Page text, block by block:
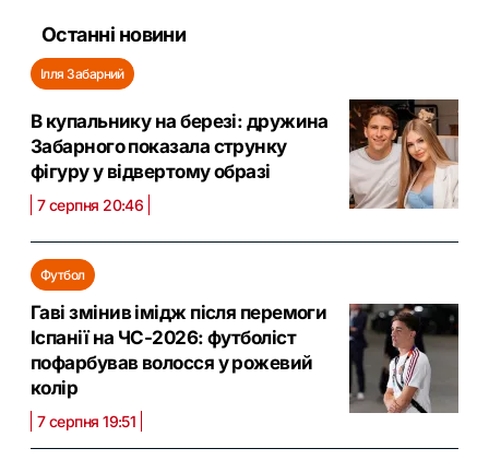
Останні новини
Ілля Забарний
В купальнику на березі: дружина
Забарного показала струнку
фігуру у відвертому образі
7 серпня 20:46
Футбол
Гаві змінив імідж після перемоги
Іспанії на ЧС-2026: футболіст
пофарбував волосся у рожевий
колір
7 серпня 19:51